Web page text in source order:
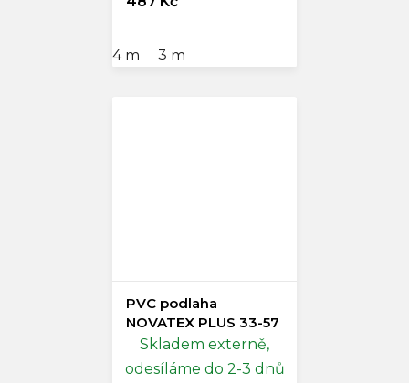
4 m 3 m
PVC podlaha
NOVATEX PLUS 33-57
Skladem externě,
odesíláme do 2-3 dnů